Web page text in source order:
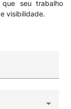
que seu trabalho
visibilidade.